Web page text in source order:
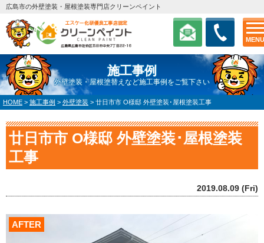
MENU
広島市の外壁塗装・屋根塗装専門店クリーンペイント
施工事例
外壁塗装・屋根塗替えなど施工事例をご覧下さい
HOME > 施工事例 > 外壁塗装 > 廿日市市 O様邸 外壁塗装･屋根塗装工事
廿日市市 O様邸 外壁塗装･屋根塗装
工事
2019.08.09 (Fri)
AFTER